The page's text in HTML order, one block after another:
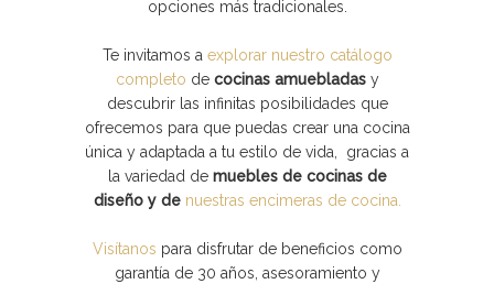
opciones más tradicionales.
Te invitamos a explorar nuestro catálogo
completo de cocinas amuebladasy
descubrir las infinitas posibilidades que
ofrecemos para que puedas crear una cocina
única y adaptada a tu estilo de vida, gracias a
la variedad de muebles de cocinas de
diseño y de nuestras encimeras de cocina.
Visítanos para disfrutar de beneficios como
garantía de 30 años, asesoramiento y